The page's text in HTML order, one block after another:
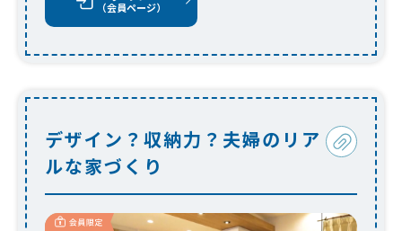
（会員ページ）
デザイン？収納力？夫婦のリア
ルな家づくり